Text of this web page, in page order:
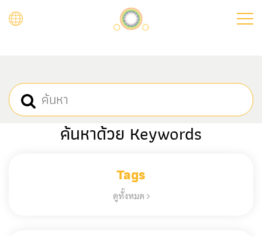
ค้นหาด้วย Keywords
Tags
ดูทั้งหมด